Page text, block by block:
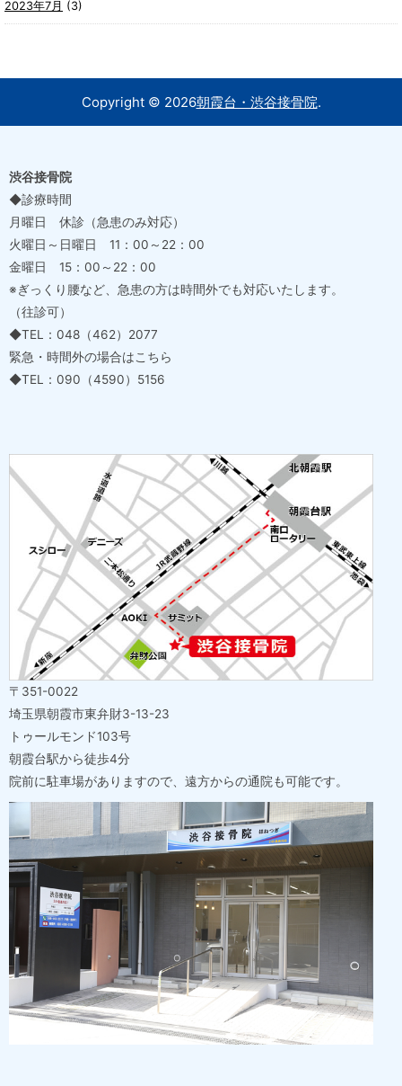
2023年7月 (3)
Copyright © 2026朝霞台・渋谷接骨院.
渋谷接骨院
◆診療時間
月曜日 休診（急患のみ対応）
火曜日～日曜日 11：00～22：00
金曜日 15：00～22：00
※ぎっくり腰など、急患の方は時間外でも対応いたします。
（往診可）
◆TEL：048（462）2077
緊急・時間外の場合はこちら
◆TEL：090（4590）5156
〒351-0022
埼玉県朝霞市東弁財3-13-23
トゥールモンド103号
朝霞台駅から徒歩4分
院前に駐車場がありますので、遠方からの通院も可能です。